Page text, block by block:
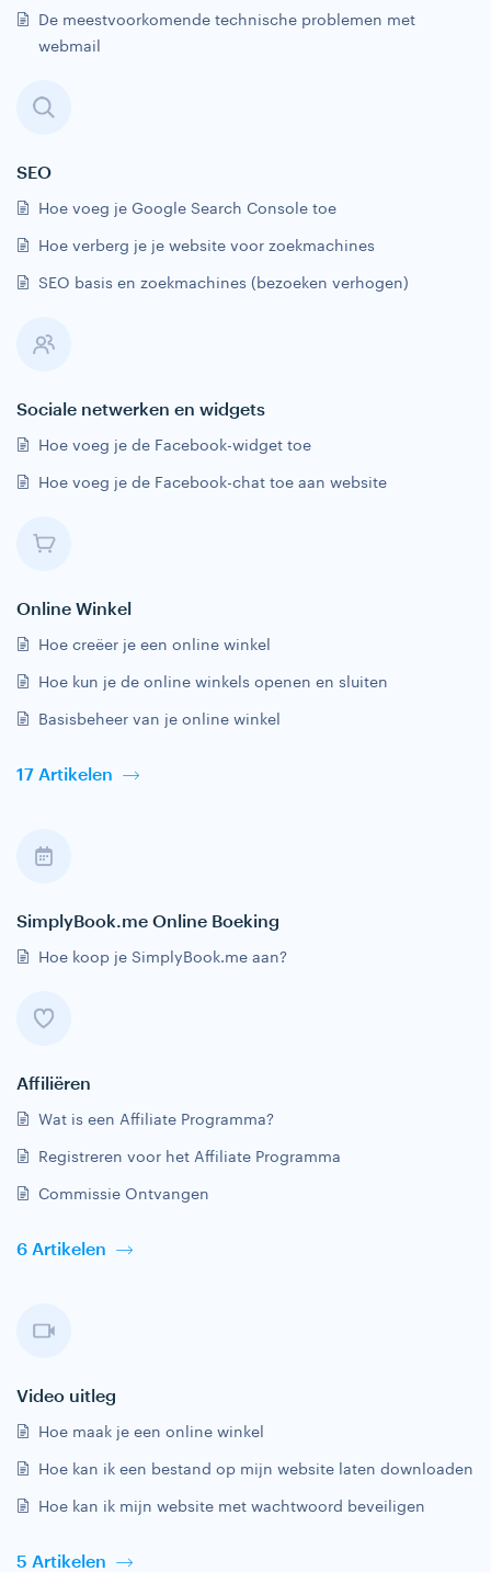
De meestvoorkomende technische problemen met
webmail
SEO
Hoe voeg je Google Search Console toe
Hoe verberg je je website voor zoekmachines
SEO basis en zoekmachines (bezoeken verhogen)
Sociale netwerken en widgets
Hoe voeg je de Facebook-widget toe
Hoe voeg je de Facebook-chat toe aan website
Online Winkel
Hoe creëer je een online winkel
Hoe kun je de online winkels openen en sluiten
Basisbeheer van je online winkel
17 Artikelen
SimplyBook.me Online Boeking
Hoe koop je SimplyBook.me aan?
Affiliëren
Wat is een Affiliate Programma?
Registreren voor het Affiliate Programma
Commissie Ontvangen
6 Artikelen
Video uitleg
Hoe maak je een online winkel
Hoe kan ik een bestand op mijn website laten downloaden
Hoe kan ik mijn website met wachtwoord beveiligen
5 Artikelen